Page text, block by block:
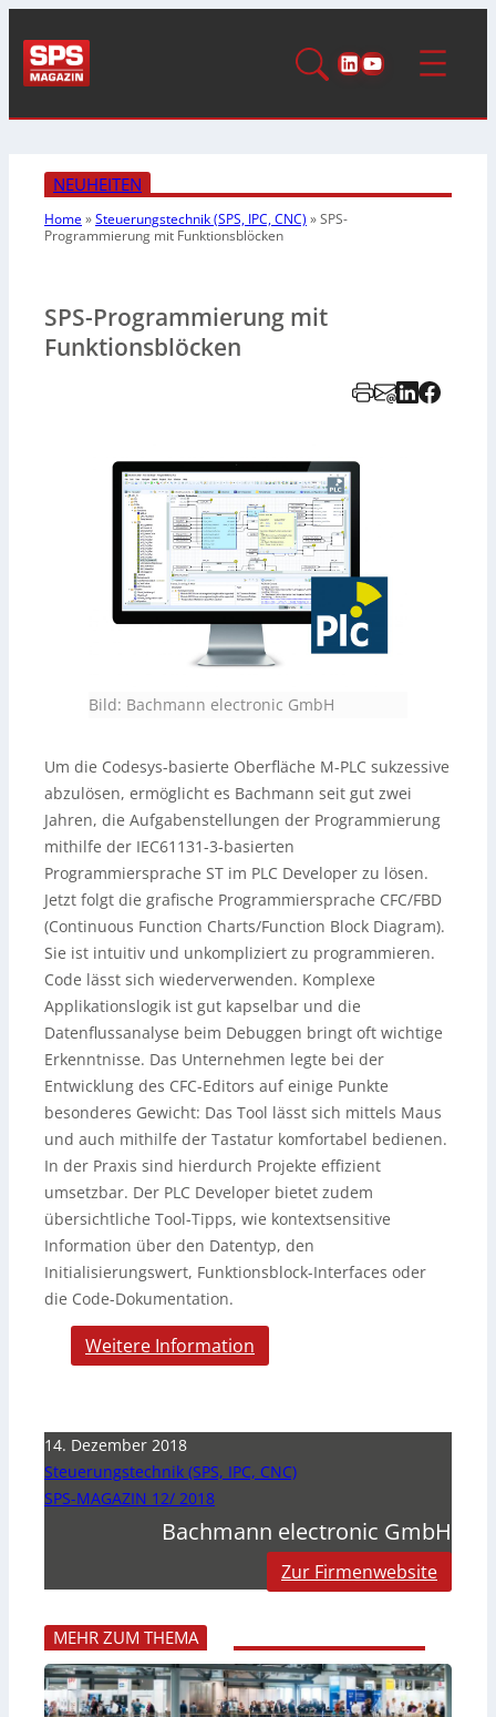
LinkedIn
YouTube
NEUHEITEN
Home»Steuerungstechnik (SPS, IPC, CNC) »SPS-
Programmierung mit Funktionsblöcken
SPS-Programmierung mit
Funktionsblöcken
Bild: Bachmann electronic GmbH
Um die Codesys-basierte Oberfläche M-PLC sukzessive
abzulösen, ermöglicht es Bachmann seit gut zwei
Jahren, die Aufgabenstellungen der Programmierung
mithilfe der IEC61131-3-basierten
Programmiersprache ST im PLC Developer zu lösen.
Jetzt folgt die grafische Programmiersprache CFC/FBD
(Continuous Function Charts/Function Block Diagram).
Sie ist intuitiv und unkompliziert zu programmieren.
Code lässt sich wiederverwenden. Komplexe
Applikationslogik ist gut kapselbar und die
Datenflussanalyse beim Debuggen bringt oft wichtige
Erkenntnisse. Das Unternehmen legte bei der
Entwicklung des CFC-Editors auf einige Punkte
besonderes Gewicht: Das Tool lässt sich mittels Maus
und auch mithilfe der Tastatur komfortabel bedienen.
In der Praxis sind hierdurch Projekte effizient
umsetzbar. Der PLC Developer bietet zudem
übersichtliche Tool-Tipps, wie kontextsensitive
Information über den Datentyp, den
Initialisierungswert, Funktionsblock-Interfaces oder
die Code-Dokumentation.
Weitere Information
14. Dezember 2018
Steuerungstechnik (SPS, IPC, CNC)
SPS-MAGAZIN 12/ 2018
Bachmann electronic GmbH
Zur Firmenwebsite
MEHR ZUM THEMA